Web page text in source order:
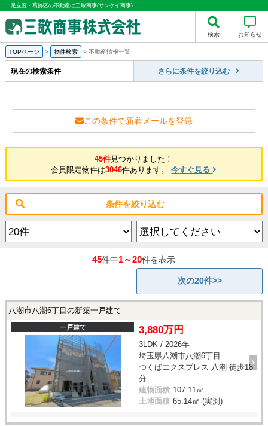
｜足立区・葛飾区の不動産は三敬商事(サンケイ商事)
検索 お知らせ
TOPページ > 物件検索 > 不動産情報一覧
現在の検索条件 さらに条件を絞り込む
この条件で新着メールを登録
45件見つかりました！
会員限定物件は3046件あります。今すぐ見る
条件を絞り込む
45件中1～20件を表示
次の20件>>
八潮市八潮6丁目の新築一戸建て
一戸建て 3,880万円
3LDK / 2026年
埼玉県八潮市八潮6丁目
つくばエクスプレス 八潮 徒歩18
分
建物面積 107.11㎡
土地面積 65.14㎡ (実測)